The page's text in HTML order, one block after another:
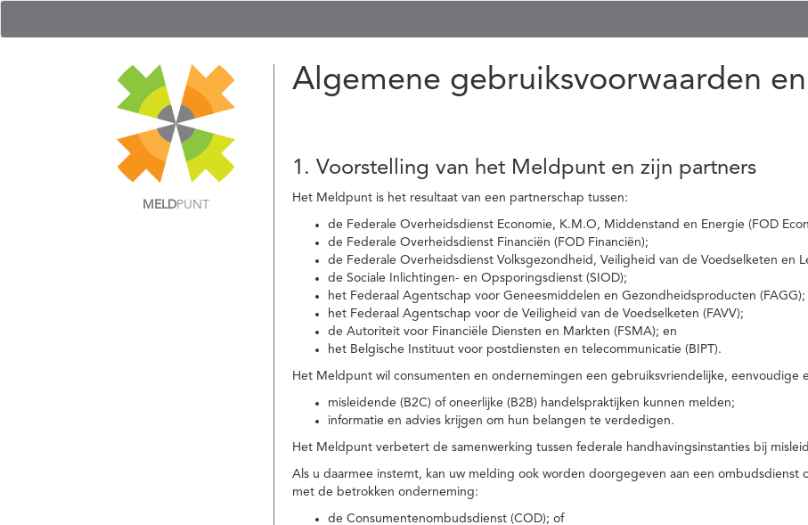
MELDPUNT
Algemene gebruiksvoorwaarden
1. Voorstelling van het Meldpunt en zijn partners
Het Meldpunt is het resultaat van een partnerschap tussen:
de Federale Overheidsdienst Economie, K.M.O, Middenstand en Energie (FOD
de Federale Overheidsdienst Financiën (FOD Financiën);
de Federale Overheidsdienst Volksgezondheid, Veiligheid van de Voedselketen en
de Sociale Inlichtingen- en Opsporingsdienst (SIOD);
het Federaal Agentschap voor Geneesmiddelen en Gezondheidsproducten (FAGG);
het Federaal Agentschap voor de Veiligheid van de Voedselketen (FAVV);
de Autoriteit voor Financiële Diensten en Markten (FSMA); en
het Belgische Instituut voor postdiensten en telecommunicatie (BIPT).
Het Meldpunt wil consumenten en ondernemingen een gebruiksvriendelijke, eenvoudige
misleidende (B2C) of oneerlijke (B2B) handelspraktijken kunnen melden;
informatie en advies krijgen om hun belangen te verdedigen.
Het Meldpunt verbetert de samenwerking tussen federale handhavingsinstanties bij
Als u daarmee instemt, kan uw melding ook worden doorgegeven aan een
met de betrokken onderneming:
de Consumentenombudsdienst (COD); of